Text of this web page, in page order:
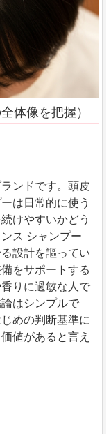
体像を把握）
ンドです。頭皮
は日常的に使う
けやすいかどう
ス シャンプー
設計を謳ってい
をサポートする
りに過敏な人で
はシンプルで
めの判断基準に
値があると言え